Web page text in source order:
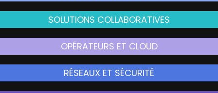
SOLUTIONS COLLABORATIVES
OPÉRATEURS ET CLOUD
RÉSEAUX ET SÉCURITÉ